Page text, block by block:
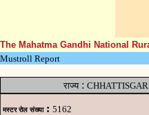
The Mahatma Gandhi National
Mustroll Report
राज्य:
मस्टर रोल संख्या : 5162